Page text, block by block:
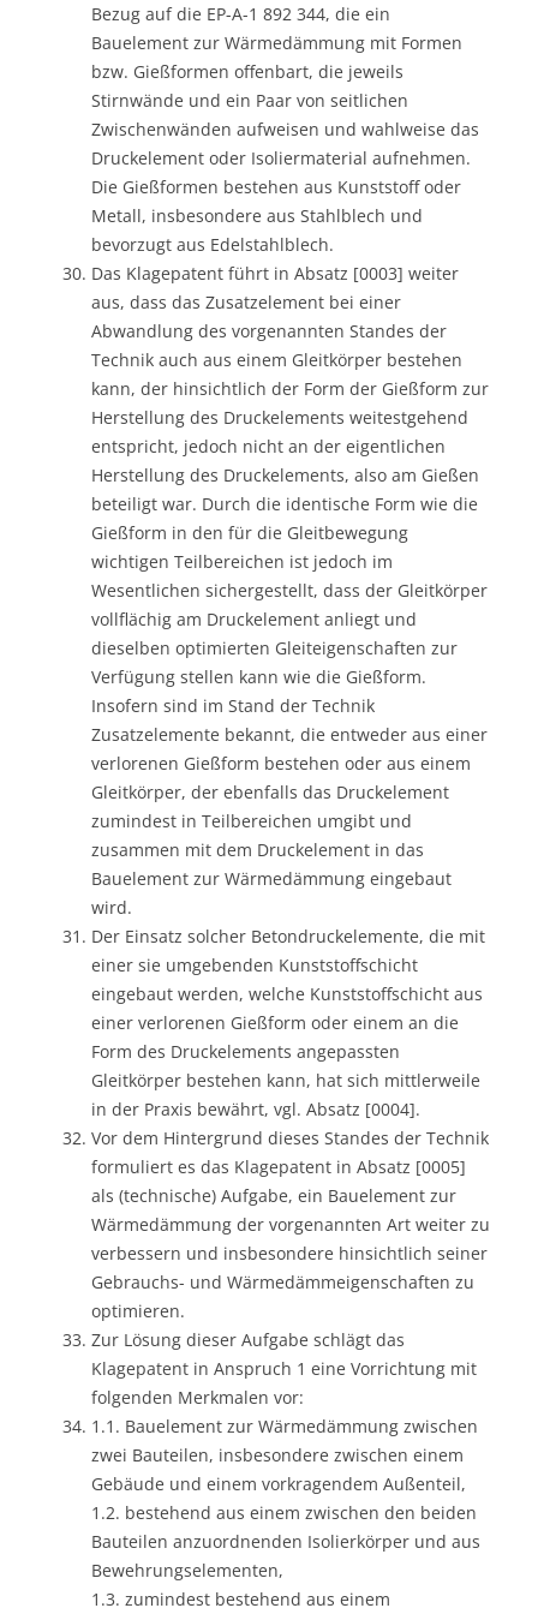
Bezug auf die EP-A-1 892 344, die ein
Bauelement zur Wärmedämmung mit Formen
bzw. Gießformen offenbart, die jeweils
Stirnwände und ein Paar von seitlichen
Zwischenwänden aufweisen und wahlweise das
Druckelement oder Isoliermaterial aufnehmen.
Die Gießformen bestehen aus Kunststoff oder
Metall, insbesondere aus Stahlblech und
bevorzugt aus Edelstahlblech.
Das Klagepatent führt in Absatz [0003] weiter
aus, dass das Zusatzelement bei einer
Abwandlung des vorgenannten Standes der
Technik auch aus einem Gleitkörper bestehen
kann, der hinsichtlich der Form der Gießform zur
Herstellung des Druckelements weitestgehend
entspricht, jedoch nicht an der eigentlichen
Herstellung des Druckelements, also am Gießen
beteiligt war. Durch die identische Form wie die
Gießform in den für die Gleitbewegung
wichtigen Teilbereichen ist jedoch im
Wesentlichen sichergestellt, dass der Gleitkörper
vollflächig am Druckelement anliegt und
dieselben optimierten Gleiteigenschaften zur
Verfügung stellen kann wie die Gießform.
Insofern sind im Stand der Technik
Zusatzelemente bekannt, die entweder aus einer
verlorenen Gießform bestehen oder aus einem
Gleitkörper, der ebenfalls das Druckelement
zumindest in Teilbereichen umgibt und
zusammen mit dem Druckelement in das
Bauelement zur Wärmedämmung eingebaut
wird.
Der Einsatz solcher Betondruckelemente, die mit
einer sie umgebenden Kunststoffschicht
eingebaut werden, welche Kunststoffschicht aus
einer verlorenen Gießform oder einem an die
Form des Druckelements angepassten
Gleitkörper bestehen kann, hat sich mittlerweile
in der Praxis bewährt, vgl. Absatz [0004].
Vor dem Hintergrund dieses Standes der Technik
formuliert es das Klagepatent in Absatz [0005]
als (technische) Aufgabe, ein Bauelement zur
Wärmedämmung der vorgenannten Art weiter zu
verbessern und insbesondere hinsichtlich seiner
Gebrauchs- und Wärmedämmeigenschaften zu
optimieren.
Zur Lösung dieser Aufgabe schlägt das
Klagepatent in Anspruch 1 eine Vorrichtung mit
folgenden Merkmalen vor:
1.1. Bauelement zur Wärmedämmung zwischen
zwei Bauteilen, insbesondere zwischen einem
Gebäude und einem vorkragendem Außenteil,
1.2. bestehend aus einem zwischen den beiden
Bauteilen anzuordnenden Isolierkörper und aus
Bewehrungselementen,
1.3. zumindest bestehend aus einem